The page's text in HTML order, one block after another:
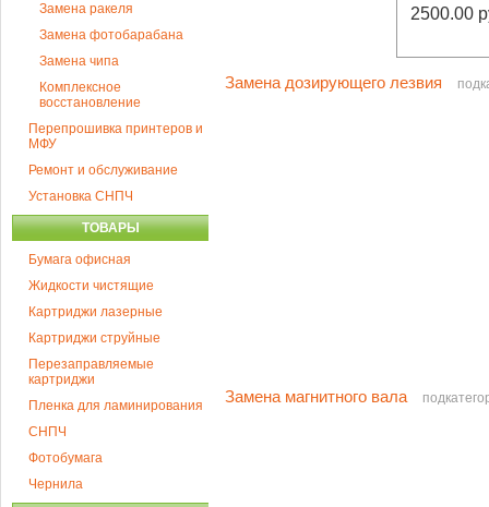
Замена ракеля
Замена фотобарабана
Замена чипа
Комплексное
восстановление
Перепрошивка принтеров и
МФУ
Ремонт и обслуживание
Установка СНПЧ
ТОВАРЫ
Бумага офисная
Жидкости чистящие
Картриджи лазерные
Картриджи струйные
Перезаправляемые
картриджи
Пленка для ламинирования
СНПЧ
Фотобумага
Чернила
2500.00
Замена дозирующего лезвия
Замена магнитного вала